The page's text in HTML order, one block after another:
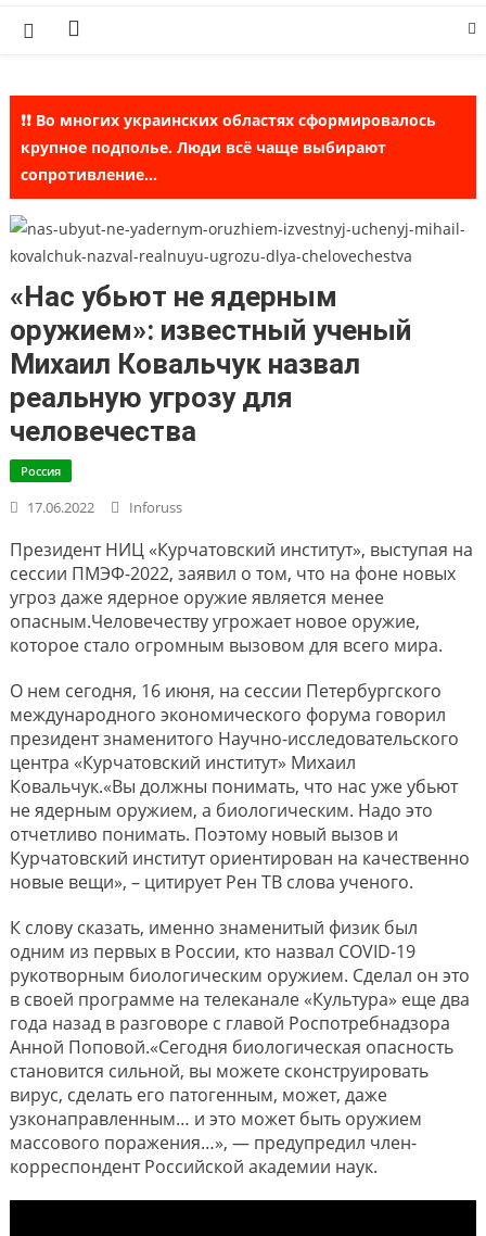
❗❗ Во многих украинских областях сформировалось
крупное подполье. Люди всё чаще выбирают
сопротивление...
«Нас убьют не ядерным
оружием»: известный ученый
Михаил Ковальчук назвал
реальную угрозу для
человечества
Россия
17.06.2022 Inforuss
Президент НИЦ «Курчатовский институт», выступая на
сессии ПМЭФ-2022, заявил о том, что на фоне новых
угроз даже ядерное оружие является менее
опасным.Человечеству угрожает новое оружие,
которое стало огромным вызовом для всего мира.
О нем сегодня, 16 июня, на сессии Петербургского
международного экономического форума говорил
президент знаменитого Научно-исследовательского
центра «Курчатовский институт» Михаил
Ковальчук.«Вы должны понимать, что нас уже убьют
не ядерным оружием, а биологическим. Надо это
отчетливо понимать. Поэтому новый вызов и
Курчатовский институт ориентирован на качественно
новые вещи», – цитирует Рен ТВ слова ученого.
К слову сказать, именно знаменитый физик был
одним из первых в России, кто назвал COVID-19
рукотворным биологическим оружием. Сделал он это
в своей программе на телеканале «Культура» еще два
года назад в разговоре с главой Роспотребнадзора
Анной Поповой.«Сегодня биологическая опасность
становится сильной, вы можете сконструировать
вирус, сделать его патогенным, может, даже
узконаправленным… и это может быть оружием
массового поражения…», — предупредил член-
корреспондент Российской академии наук.